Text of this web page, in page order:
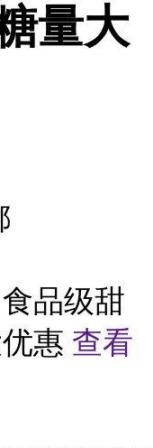
量大
品级甜
惠 查看